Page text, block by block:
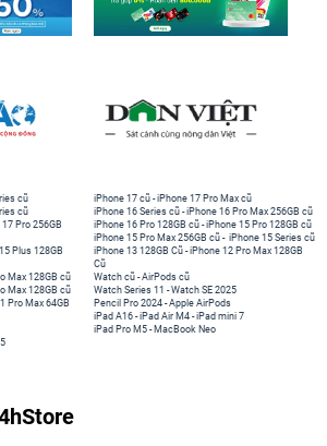
cũ
cũ
Pro 256GB
iPhone 17 cũ -iPhone 17 Pro Max cũ
iPhone 16 Series cũ - iPhone 16 Pro Max 256GB cũ
iPhone 16 Pro 128GB cũ -iPhone 15 Pro 128GB cũ
iPhone 15 Pro Max 256GB cũ - iPhone 15 Series cũ
Plus 128GB
Max 128GB cũ
Max 128GB cũ
Pro Max 64GB
iPhone 13 128GB Cũ -iPhone 12 Pro Max 128GB
Cũ
Watch cũ -AirPods cũ
Watch Series 11 -Watch SE 2025
Pencil Pro 2024 -Apple AirPods
iPad A16 -iPad Air M4 -iPad mini 7
iPad Pro M5 - MacBook Neo